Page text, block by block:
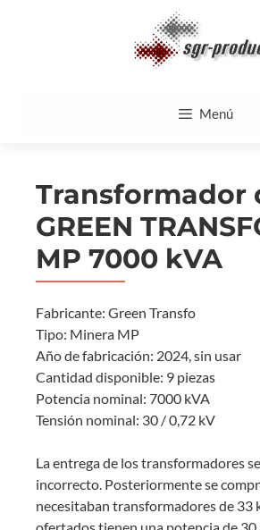
Menú
Transformador
GREEN
MP 7000 kVA
Fabricante: Green Transfo
Tipo: Minera MP
Año de fabricación: 2024, sin usar
Cantidad disponible: 9 piezas
Potencia nominal: 7000 kVA
Tensión nominal: 30 / 0,72 kV
La entrega de los transformadores
incorrecto. Posteriormente se
necesitaban transformadores de 33